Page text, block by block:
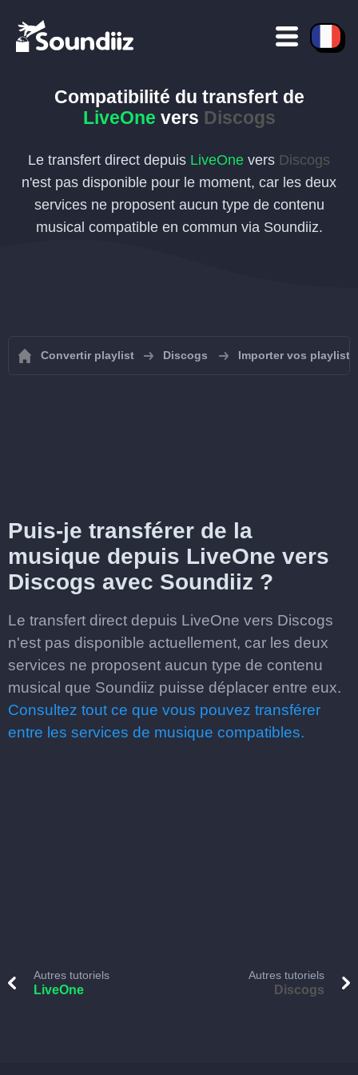
Compatibilité du transfert de
LiveOne vers Discogs
Le transfert direct depuis LiveOne vers Discogs
n'est pas disponible pour le moment, car les deux
services ne proposent aucun type de contenu
musical compatible en commun via Soundiiz.
Convertir playlist Discogs Importer vos
Puis-je transférer de la
musique depuis LiveOne vers
Discogs avec Soundiiz ?
Le transfert direct depuis LiveOne vers Discogs
n'est pas disponible actuellement, car les deux
services ne proposent aucun type de contenu
musical que Soundiiz puisse déplacer entre eux.
Consultez tout ce que vous pouvez transférer
entre les services de musique compatibles.
Autres tutoriels
LiveOne
Autres tutoriels
Discogs